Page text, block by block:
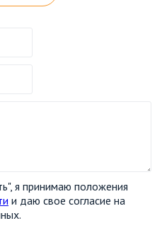
я принимаю положения
и даю свое согласие на